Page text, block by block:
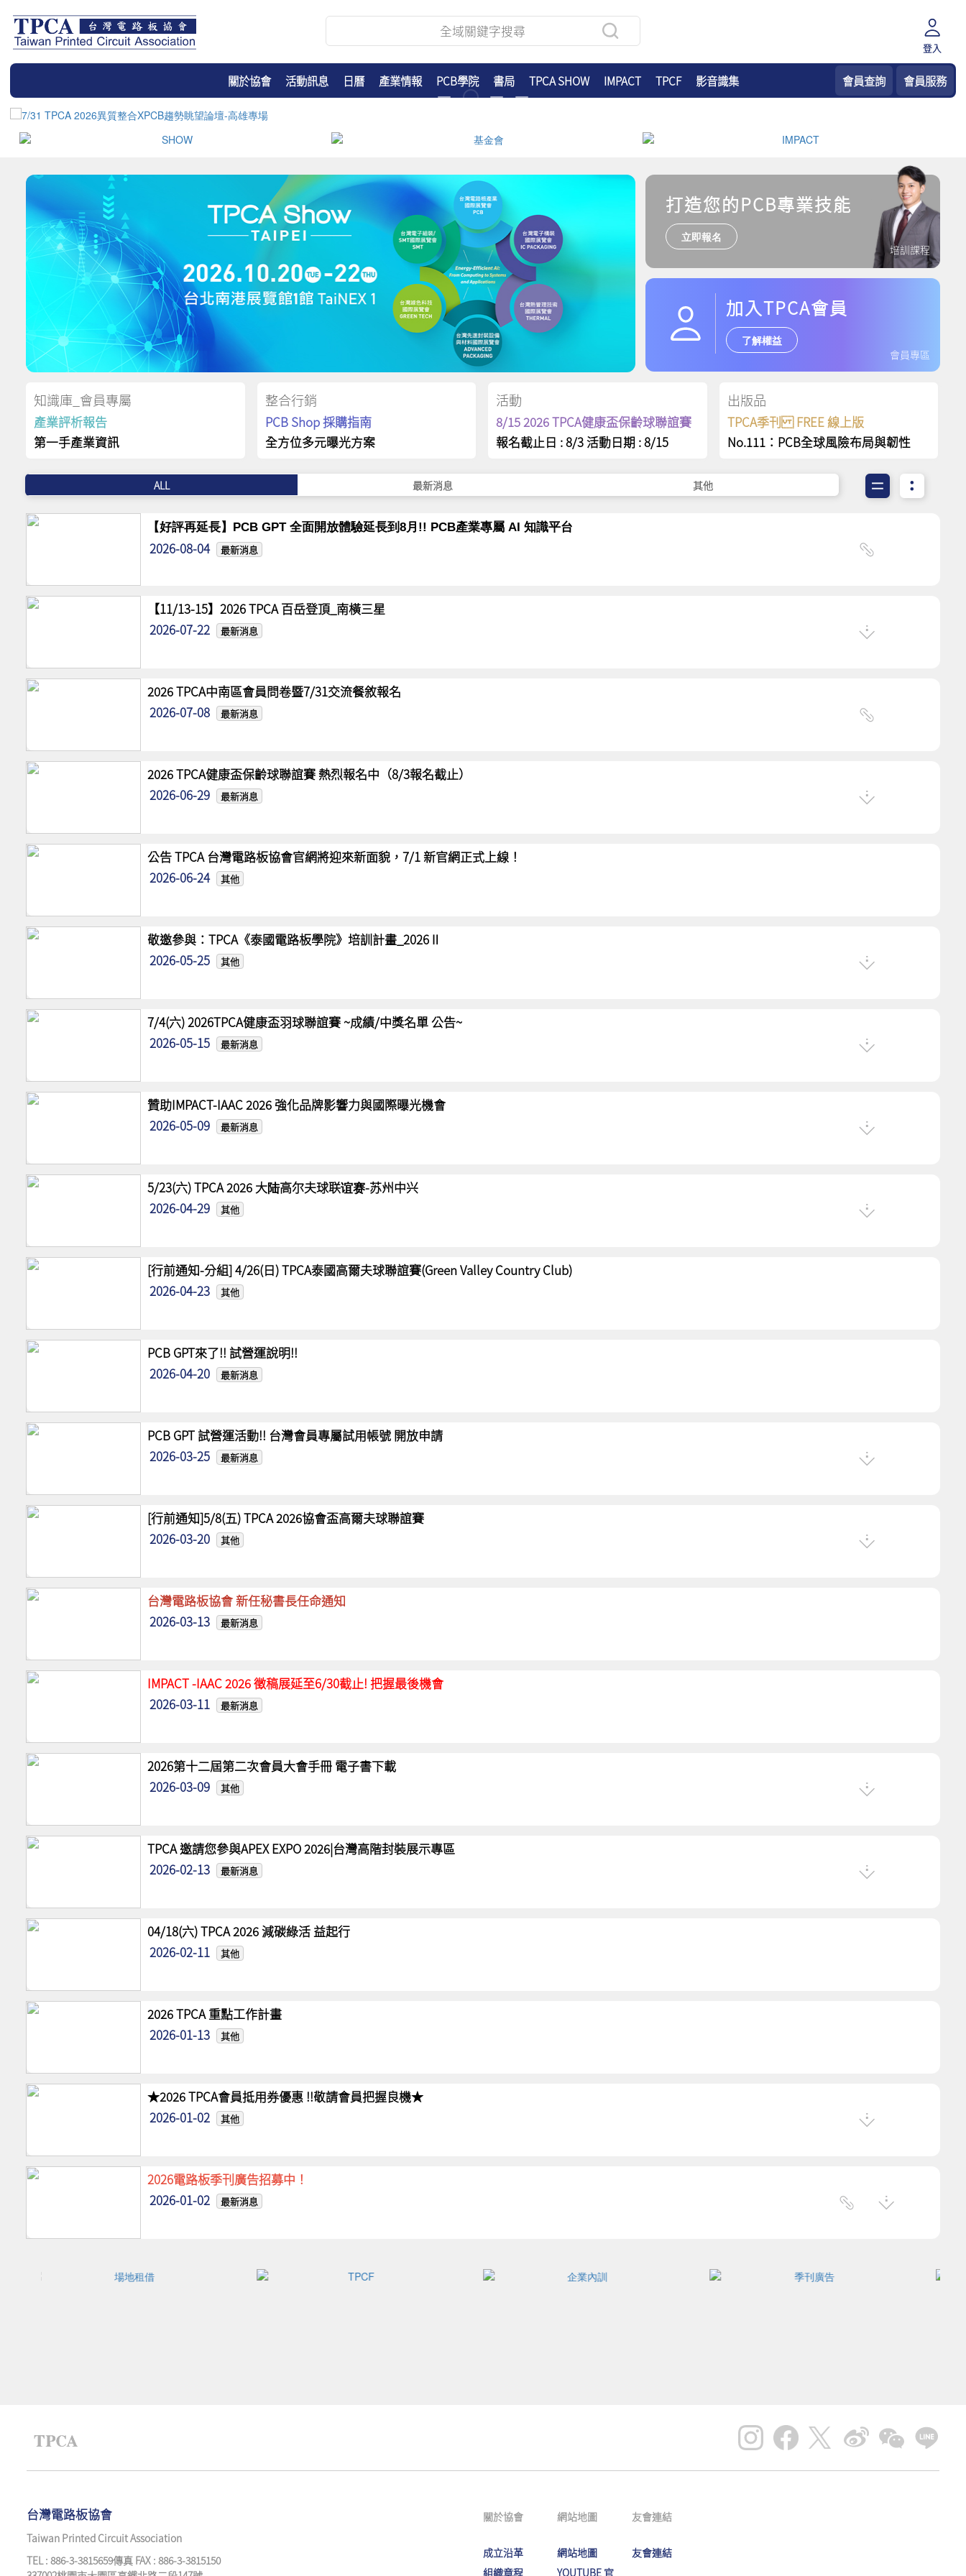
登入
關於協會 活動訊息 日曆 產業情報 PCB學院 書局 TPCA SHOW IMPACT TPCF 影音識集 會員查詢 會員服務
培訓課程
打造您的PCB專業技能
立即報名
加入TPCA會員
了解權益
會員專區
知識庫_會員專屬
產業評析報告
第一手產業資訊
整合行銷
PCB Shop 採購指南
全方位多元曝光方案
活動
8/15 2026 TPCA健康盃保齡球聯誼賽
報名截止日 : 8/3 活動日期 : 8/15
出版品
TPCA季刊 FREE 線上版
No.111：PCB全球風險布局與韌性
ALL 最新消息 其他
【好評再延長】PCB GPT 全面開放體驗延長到8月!! PCB產業專屬 AI 知識平台
2026-08-04 最新消息
【11/13-15】2026 TPCA 百岳登頂_南橫三星
2026-07-22
最新消息
2026 TPCA中南區會員問卷暨7/31交流餐敘報名
2026-07-08
最新消息
2026 TPCA健康盃保齡球聯誼賽 熱烈報名中（8/3報名截止）
2026-06-29
最新消息
公告 TPCA 台灣電路板協會官網將迎來新面貌，7/1 新官網正式上線！
2026-06-24
其他
敬邀參與：TPCA《泰國電路板學院》培訓計畫_2026Ⅱ
2026-05-25
其他
7/4(六) 2026TPCA健康盃羽球聯誼賽 ~成績/中獎名單 公告~
2026-05-15
最新消息
贊助IMPACT-IAAC 2026 強化品牌影響力與國際曝光機會
2026-05-09
最新消息
5/23(六) TPCA 2026 大陆高尔夫球联谊赛-苏州中兴
2026-04-29
其他
[行前通知-分組] 4/26(日) TPCA泰國高爾夫球聯誼賽(Green Valley Country Club)
2026-04-23
其他
PCB GPT來了!! 試營運說明!!
2026-04-20
最新消息
PCB GPT 試營運活動!! 台灣會員專屬試用帳號 開放申請
2026-03-25
最新消息
[行前通知]5/8(五) TPCA 2026協會盃高爾夫球聯誼賽
2026-03-20
其他
台灣電路板協會 新任秘書長任命通知
2026-03-13
最新消息
IMPACT -IAAC 2026 徵稿展延至6/30截止! 把握最後機會
2026-03-11
最新消息
2026第十二屆第二次會員大會手冊 電子書下載
2026-03-09
其他
TPCA 邀請您參與APEX EXPO 2026|台灣高階封裝展示專區
2026-02-13
最新消息
04/18(六) TPCA 2026 減碳綠活 益起行
2026-02-11
其他
2026 TPCA 重點工作計畫
2026-01-13
其他
★2026 TPCA會員抵用券優惠 !!敬請會員把握良機★
2026-01-02
其他
2026電路板季刊廣告招募中！
2026-01-02
最新消息
台灣電路板協會
Taiwan Printed Circuit Association
TEL : 886-3-3815659傳真 FAX : 886-3-3815150
關於協會
成立沿革
組織章程
網站地圖
網站地圖
YOUTUBE 官
友會連結
友會連結